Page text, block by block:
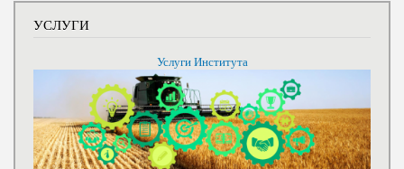
УСЛУГИ
Услуги Института